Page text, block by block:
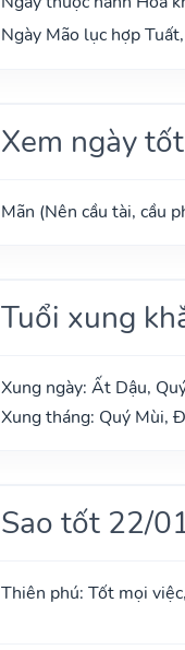
Ngày Mão lục hợp
Xem ngày
Mãn (Nên cầu tài, cầu
Tuổi xung
Xung ngày: Ất Dậu,
Xung tháng: Quý Mùi,
Sao tốt 22/
Thiên phú: Tốt mọi